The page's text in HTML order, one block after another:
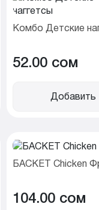
Комбо Детские
52.00 cом
Добавить
БАСКЕТ Chicken
104.00 cом